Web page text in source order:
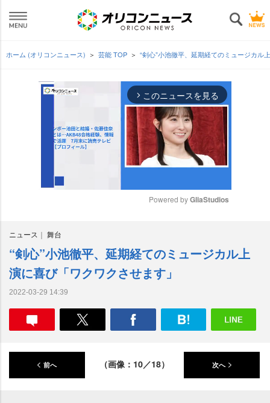
ホーム (オリコンニュース) 芸能 TOP “剣心”小池徹平、延期経てのミュージカル
arrow_forward_ios このニュースを見る
Powered by GliaStudios
ニュース 舞台
“剣心”小池徹平、延期経てのミュージカル上
演に喜び「ワクワクさせます」
2022-03-29 14:39
前へ （画像：10／18） 次へ